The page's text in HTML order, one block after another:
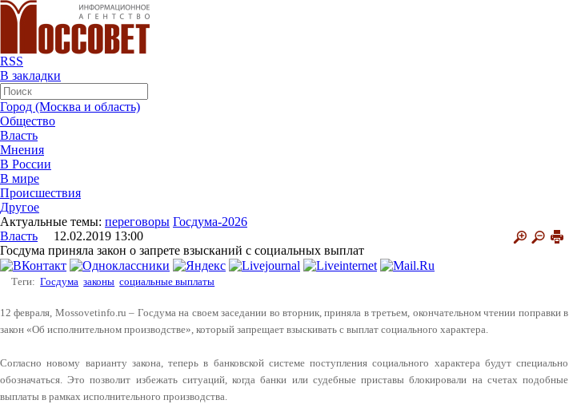
RSS
В закладки
Город (Москва и область)
Общество
Власть
Мнения
В России
В мире
Происшествия
Другое
Актуальные темы: переговоры Госдума-2026
Власть 12.02.2019 13:00
Госдума приняла закон о запрете взысканий с социальных выплат
Теги: Госдума законы социальные выплаты
12 февраля, Mossovetinfo.ru – Госдума на своем заседании во вторник, приняла в третьем, окончательном чтении поправки в
закон «Об исполнительном производстве», который запрещает взыскивать с выплат социального характера.
Согласно новому варианту закона, теперь в банковской системе поступления социального характера будут специально
обозначаться. Это позволит избежать ситуаций, когда банки или судебные приставы блокировали на счетах подобные
выплаты в рамках исполнительного производства.